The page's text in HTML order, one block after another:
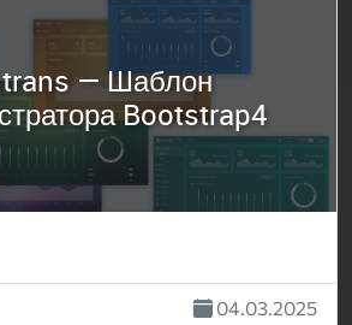
— Шаблон
Bootstrap4
04.03.2025